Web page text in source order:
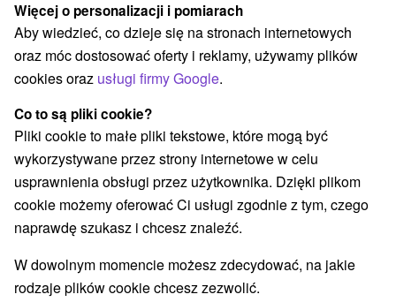
Kategorie
Wszystkie kategorie
Hotele na Slovacji(1)
Apartmány(1) Chaty na prenájom
Penzióny (2) Priváty(3)
Wybierz lokalizację lub datę
WSZYSTKO NAJTAŃSZE NAJDROŻSZE NA
Więcej o personalizacji i pomiarach
Aby wiedzieć, co dzieje się na stronach internetowych
oraz móc dostosować oferty i reklamy, używamy plików
cookies oraz usługi firmy Google.
Co to są pliki cookie?
Pliki cookie to małe pliki tekstowe, które mogą być
wykorzystywane przez strony internetowe w celu
usprawnienia obsługi przez użytkownika. Dzięki plikom
cookie możemy oferować Ci usługi zgodnie z tym, czego
naprawdę szukasz i chcesz znaleźć.
W dowolnym momencie możesz zdecydować, na jakie
rodzaje plików cookie chcesz zezwolić.